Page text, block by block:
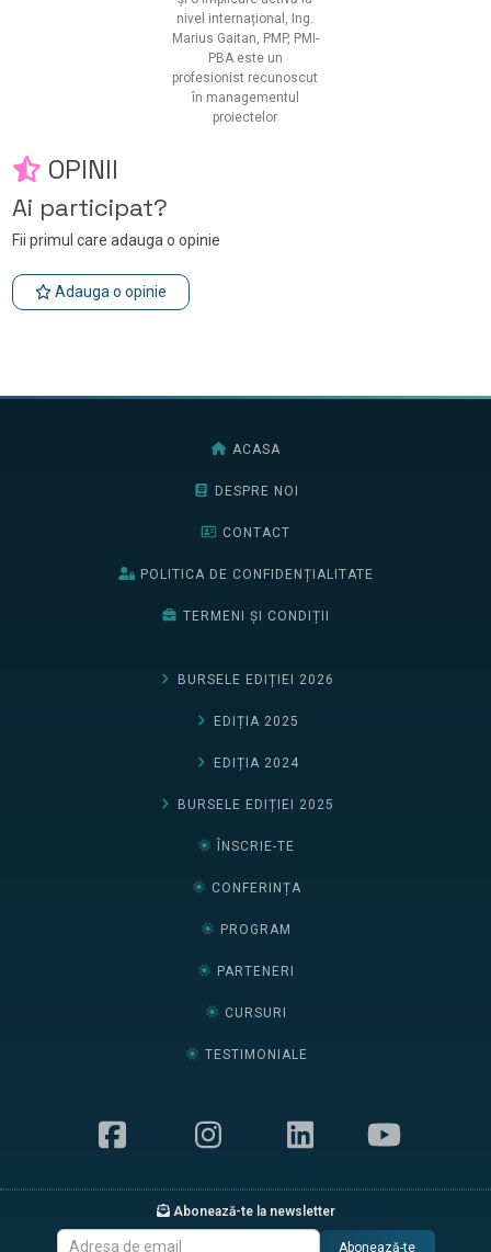
nivel internațional, Ing.
Marius Gaitan, PMP, PMI-
PBA este un
profesionist recunoscut
în managementul
proiectelor
OPINII
Ai participat?
Fii primul care adauga o opinie
Adauga o opinie
ACASA
DESPRE NOI
CONTACT
POLITICA DE CONFIDENȚIALITATE
TERMENI ȘI CONDIȚII
BURSELE EDIȚIEI 2026
EDIȚIA 2025
EDIȚIA 2024
BURSELE EDIȚIEI 2025
ÎNSCRIE-TE
CONFERINȚA
PROGRAM
PARTENERI
CURSURI
TESTIMONIALE
Abonează-te la newsletter
Abonează-te